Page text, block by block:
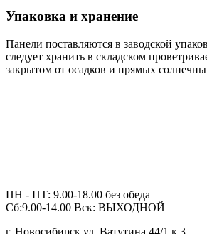
Упаковка и хранение
Панели поставляются в заводской
следует хранить в складском
закрытом от осадков и прямых
ПН - ПТ: 9.00-18.00 без обеда
Сб:9.00-14.00 Вск: ВЫХОДНОЙ
г. Новосибирск ул. Ватутина 44/1 к.3